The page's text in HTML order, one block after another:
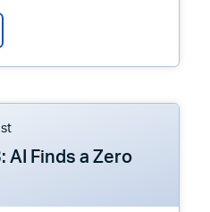
545: What Is MOSH?
AI Finds a Zero